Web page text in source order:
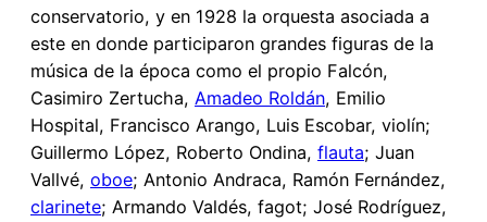
conservatorio, y en 1928 la orquesta asociada a
este en donde participaron grandes figuras de la
música de la época como el propio Falcón,
Casimiro Zertucha, Amadeo Roldán, Emilio
Hospital, Francisco Arango, Luis Escobar, violín;
Guillermo López, Roberto Ondina, flauta; Juan
Vallvé, oboe; Antonio Andraca, Ramón Fernández,
clarinete; Armando Valdés, fagot; José Rodríguez,